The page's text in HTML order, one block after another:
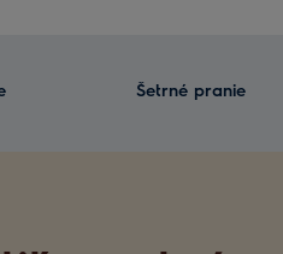
Šetrné pranie